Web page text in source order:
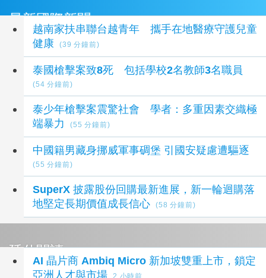
最新國際新聞
越南家扶串聯台越青年 攜手在地醫療守護兒童
健康
(39 分鐘前)
泰國槍擊案致8死 包括學校2名教師3名職員
(54 分鐘前)
泰少年槍擊案震驚社會 學者：多重因素交織極
端暴力
(55 分鐘前)
中國籍男藏身挪威軍事碉堡 引國安疑慮遭驅逐
(55 分鐘前)
SuperX 披露股份回購最新進展，新一輪迴購落
地堅定長期價值成長信心
(58 分鐘前)
延伸閱讀
AI 晶片商 Ambiq Micro 新加坡雙重上市，鎖定
亞洲人才與市場